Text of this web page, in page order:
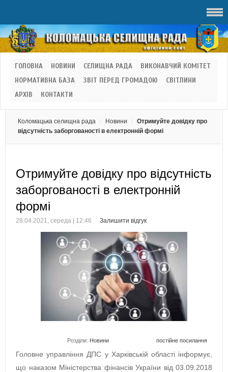
ГОЛОВНА НОВИНИ СЕЛИЩНА РАДА
ВИКОНАВЧИЙ КОМІТЕТ
НОРМАТИВНА БАЗА
ЗВІТ ПЕРЕД ГРОМАДОЮ
СВІТЛИНИ
АРХІВ
КОНТАКТИ
Коломацька селищна рада Новини
Отримуйте довідку про
відсутність заборгованості в електронній формі
Отримуйте довідку про відсутність
заборгованості в електронній
формі
28.04.2021, середа | 12:46 Залишити відгук
Розділи: Новини постійне посилання
Головне управління ДПС у Харківській області інформує,
що наказом Міністерства фінансів України від 03.09.2018